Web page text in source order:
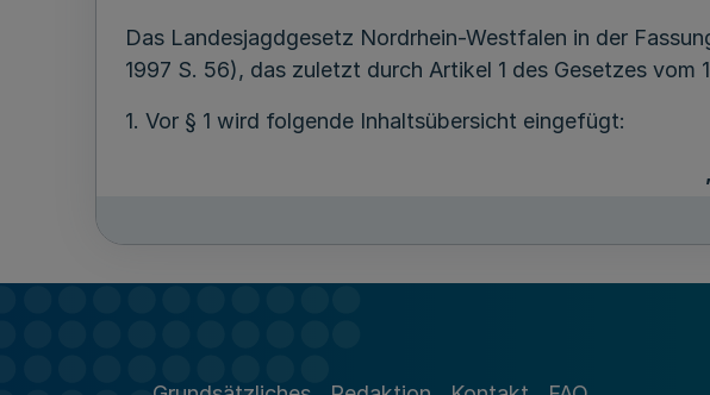
Das Landesjagdgesetz Nordrhein-Westfalen in der
1997 S. 56), das zuletzt durch Artikel 1 des Gesetzes vom
1. Vor § 1 wird folgende Inhaltsübersicht eingefügt: